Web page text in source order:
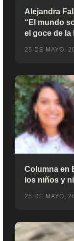
Alejandra
“El mundo
el goce de la
25 DE MAYO,
Columna en
los niños y
25 DE MAYO,